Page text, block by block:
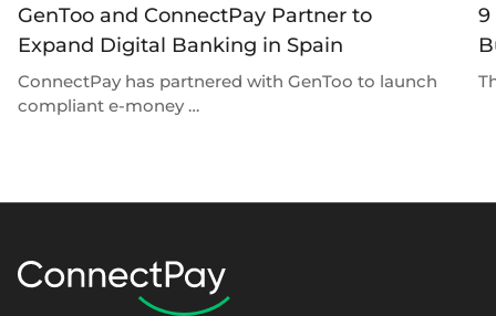
GenToo and ConnectPay Partner to
Expand Digital Banking in Spain
ConnectPay has partnered with GenToo to launch
compliant e-money …
9